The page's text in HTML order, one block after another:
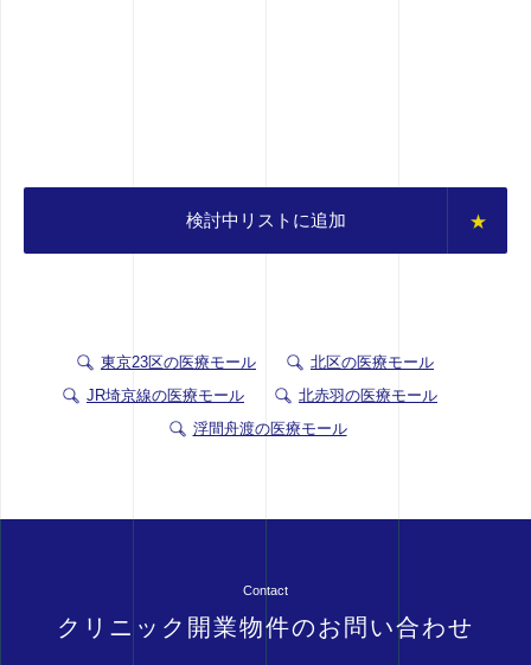
検討中リストに追加
東京23区の医療モール
北区の医療モール
JR埼京線の医療モール
北赤羽の医療モール
浮間舟渡の医療モール
Contact
クリニック開業物件のお問い合わせ